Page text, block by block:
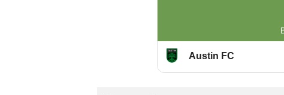
Austin FC